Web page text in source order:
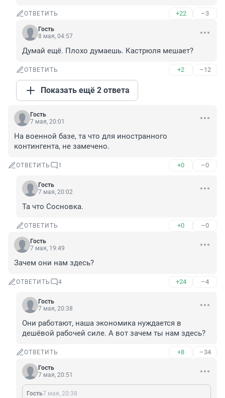
ОТВЕТИТЬ +22 –3
Гость
8 мая, 04:57
Думай ещё. Плохо думаешь. Кастрюля мешает?
ОТВЕТИТЬ +2 –12
Показать ещё 2 ответа
Гость
7 мая, 20:01
На военной базе, та что для иностранного
контингента, не замечено.
ОТВЕТИТЬ 1 +0 –0
Гость
7 мая, 20:02
Та что Сосновка.
ОТВЕТИТЬ +0 –0
Гость
7 мая, 19:49
Зачем они нам здесь?
ОТВЕТИТЬ 4 +24 –4
Гость
7 мая, 20:38
Они работают, наша экономика нуждается в
дешёвой рабочей силе. А вот зачем ты нам здесь?
ОТВЕТИТЬ +8 –34
Гость
7 мая, 20:51
Гость7 мая, 20:38